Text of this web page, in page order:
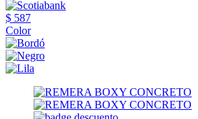
$ 587
Color